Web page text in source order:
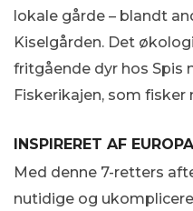
lokale gårde – blandt
Kiselgården. Det
fritgående dyr hos Spis
Fiskerikajen, som
INSPIRERET AF
Med denne 7-retters
nutidige og